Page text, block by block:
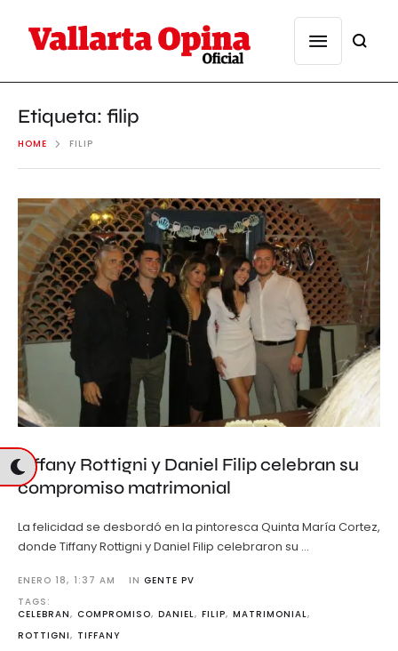
Etiqueta: filip
HOME FILIP
Tiffany Rottigni y Daniel Filip celebran su
compromiso matrimonial
La felicidad se desbordó en la pintoresca Quinta María Cortez,
donde Tiffany Rottigni y Daniel Filip celebraron su …
ENERO 18, 1:37 AM IN GENTE PV
TAGS:
CELEBRAN, COMPROMISO, DANIEL, FILIP, MATRIMONIAL,
ROTTIGNI, TIFFANY